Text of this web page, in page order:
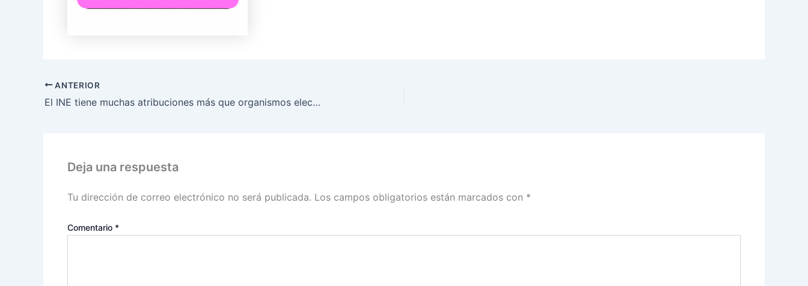
ANTERIOR
El INE tiene muchas atribuciones más que organismos electorales similares del mundo
Deja una respuesta
Tu dirección de correo electrónico no será publicada. Los campos obligatorios están marcados con *
Comentario *